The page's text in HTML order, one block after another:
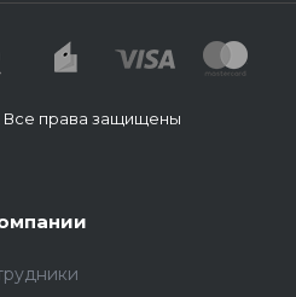
Все права защищены